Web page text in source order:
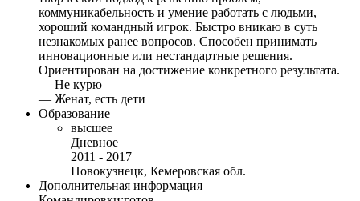
коммуникабельность и умение работать с людьми,
хороший командный игрок. Быстро вникаю в суть
незнакомых ранее вопросов. Способен принимать
инновационные или нестандартные решения.
Ориентирован на достижение конкретного результата.
— Не курю
— Женат, есть дети
Образование
высшее
Дневное
2011 - 2017
Новокузнецк, Кемеровская обл.
Дополнительная информация